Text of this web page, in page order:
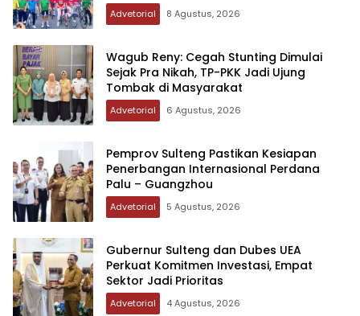
Advetorial 8 Agustus, 2026
Wagub Reny: Cegah Stunting Dimulai
Sejak Pra Nikah, TP-PKK Jadi Ujung
Tombak di Masyarakat
Advetorial 6 Agustus, 2026
Pemprov Sulteng Pastikan Kesiapan
Penerbangan Internasional Perdana
Palu – Guangzhou
Advetorial 5 Agustus, 2026
Gubernur Sulteng dan Dubes UEA
Perkuat Komitmen Investasi, Empat
Sektor Jadi Prioritas
Advetorial 4 Agustus, 2026